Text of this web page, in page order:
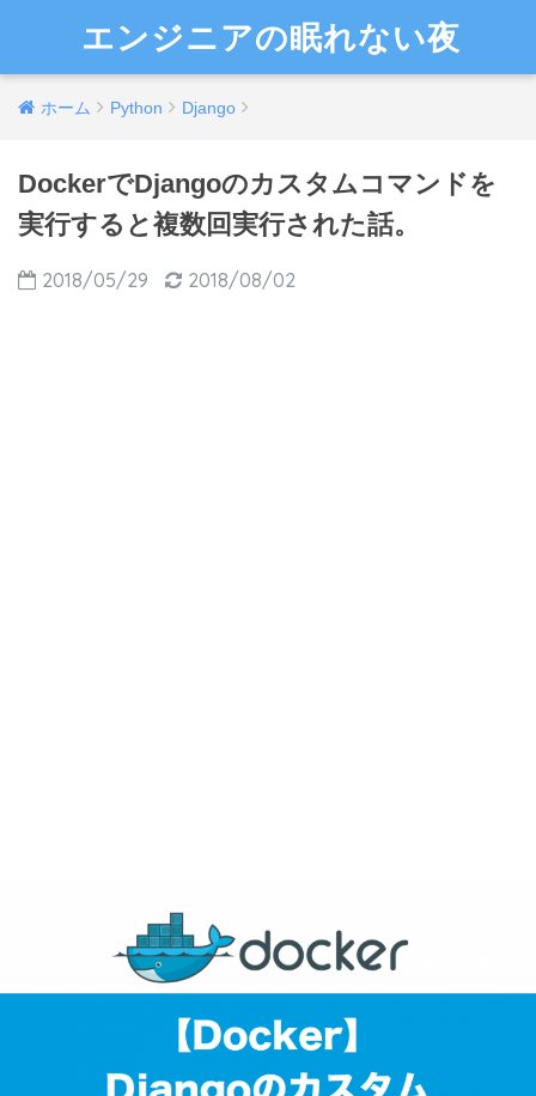
エンジニアの眠れない夜
ホーム Python Django
DockerでDjangoのカスタムコマンドを
実行すると複数回実行された話。
2018/05/29 2018/08/02